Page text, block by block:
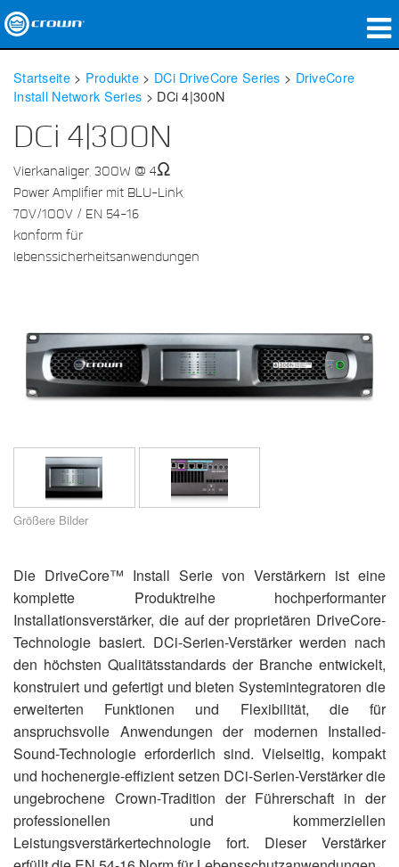
Anwendungen
Netzwerk-Audio
Wo zu kaufen
Fallstudien
Unsere Geschichte
Support
Sprache/Region
Startseite> Produkte > DCi DriveCore Series > DriveCore
Install Network Series > DCi 4|300N
DCi 4|300N
Vierkanaliger, 300W @ 4Ω
Power Amplifier mit BLU-Link,
70V/100V / EN 54-16
konform für
lebenssicherheitsanwendungen
Größere Bilder
Die DriveCore™ Install Serie von Verstärkern ist eine
komplette Produktreihe hochperformanter
Installationsverstärker, die auf der proprietären DriveCore-
Technologie basiert. DCi-Serien-Verstärker werden nach
den höchsten Qualitätsstandards der Branche entwickelt,
konstruiert und gefertigt und bieten Systemintegratoren die
erweiterten Funktionen und Flexibilität, die für
anspruchsvolle Anwendungen der modernen Installed-
Sound-Technologie erforderlich sind. Vielseitig, kompakt
und hochenergie-effizient setzen DCi-Serien-Verstärker die
ungebrochene Crown-Tradition der Führerschaft in der
professionellen und kommerziellen
Leistungsverstärkertechnologie fort. Dieser Verstärker